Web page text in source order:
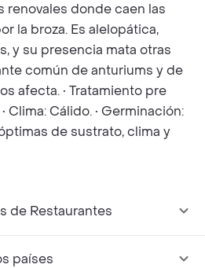
renovales donde caen las
la broza. Es alelopática,
y su presencia mata otras
común de anturiums y de
afecta. • Tratamiento pre
Clima: Cálido. • Germinación:
de sustrato, clima y
de Restaurantes
países